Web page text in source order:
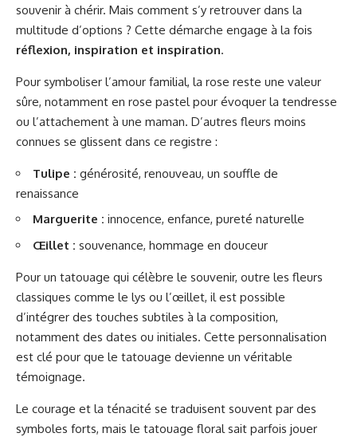
souvenir à chérir. Mais comment s’y retrouver dans la
multitude d’options ? Cette démarche engage à la fois
réflexion, inspiration et inspiration.
Pour symboliser l’amour familial, la rose reste une valeur
sûre, notamment en rose pastel pour évoquer la tendresse
ou l’attachement à une maman. D’autres fleurs moins
connues se glissent dans ce registre :
Tulipe : générosité, renouveau, un souffle de
renaissance
Marguerite : innocence, enfance, pureté naturelle
Œillet : souvenance, hommage en douceur
Pour un tatouage qui célèbre le souvenir, outre les fleurs
classiques comme le lys ou l’œillet, il est possible
d’intégrer des touches subtiles à la composition,
notamment des dates ou initiales. Cette personnalisation
est clé pour que le tatouage devienne un véritable
témoignage.
Le courage et la ténacité se traduisent souvent par des
symboles forts, mais le tatouage floral sait parfois jouer